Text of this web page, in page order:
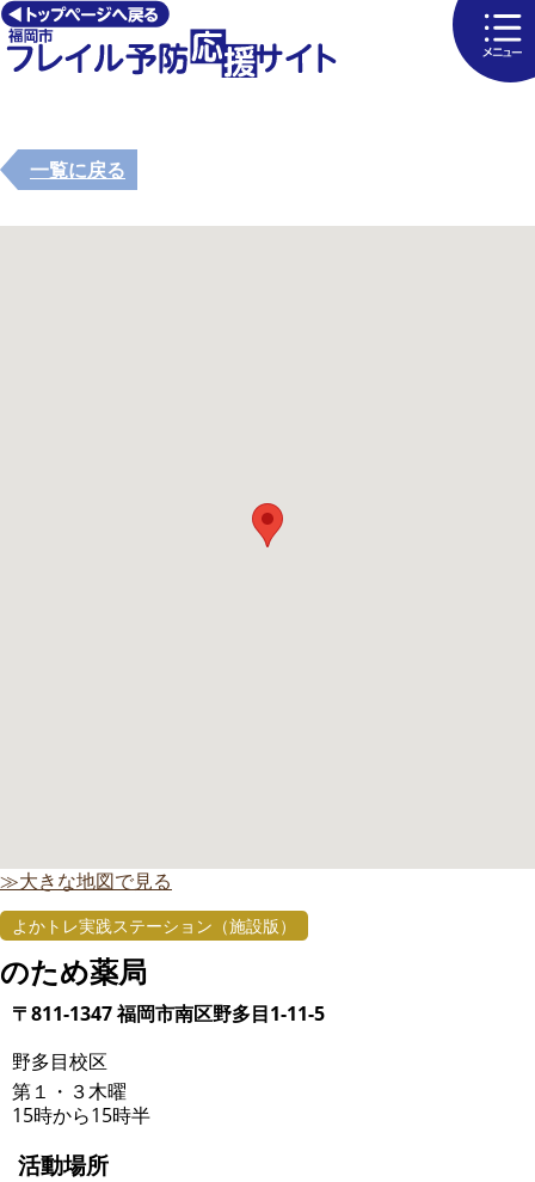
一覧に戻る
≫大きな地図で見る
よかトレ実践ステーション（施設版）
のため薬局
〒811-1347 福岡市南区野多目1-11-5
野多目校区
第１・３木曜
15時から15時半
活動場所